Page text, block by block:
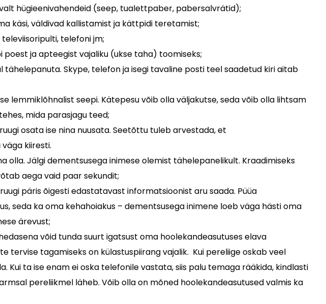
hügieenivahendeid (seep, tualettpaber, pabersalvrätid);
käsi, väldivad kallistamist ja kättpidi teretamist;
telefoni jm;
ja apteegist vajaliku (ukse taha) toomiseks;
Skype, telefon ja isegi tavaline posti teel saadetud kiri aitab
lemmiklõhnalist seepi. Kätepesu võib olla väljakutse, seda võib olla lihtsam
mida parasjagu teed;
osata ise nina nuusata. Seetõttu tuleb arvestada, et
kiiresti.
Jälgi dementsusega inimese olemist tähelepanelikult. Kraadimiseks
aega vaid paar sekundit;
päris õigesti edastatavast informatsioonist aru saada. Püüa
seda ka oma kehahoiakus – dementsusega inimene loeb väga hästi oma
ärevust;
võid tunda suurt igatsust oma hoolekandeasutuses elava
tervise tagamiseks on külastuspiirang vajalik. Kui pereliige oskab veel
Kui ta ise enam ei oska telefonile vastata, siis palu temaga rääkida, kindlasti
pereliikmel läheb. Võib olla on mõned hoolekandeasutused valmis ka